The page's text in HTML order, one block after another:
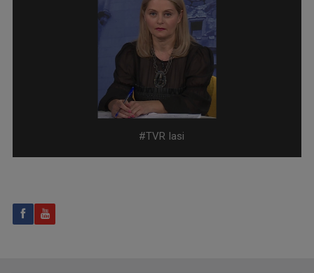
CLAUDIA DĂNĂILĂ
Realizator la „Tableta de sănătate”, una ...
#TVR Iasi